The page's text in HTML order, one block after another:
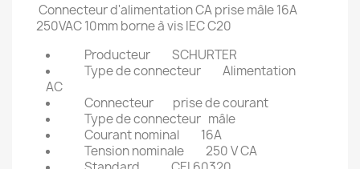
Connecteur d'alimentation CA prise mâle 16A
250VAC 10mmborne à visIEC C20
Producteur
SCHURTER
Type de connecteur
Alimentation
AC
Connecteur
prise de courant
Type de connecteur mâle
Courant nominal
16A
Tension nominale
250 V CA